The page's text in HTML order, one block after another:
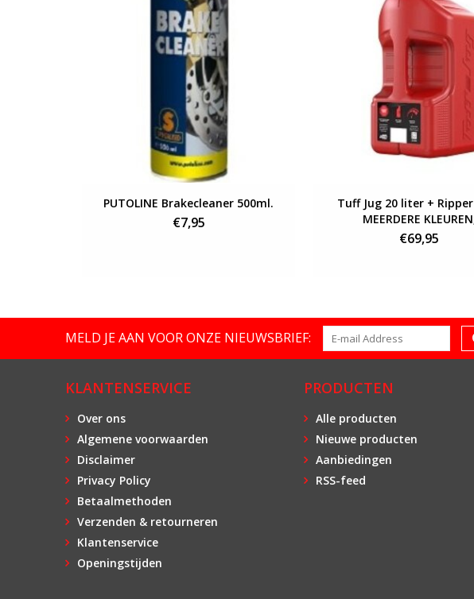
PUTOLINE Brakecleaner 500ml.
€7,95
Tuff Jug 20 liter +
MEERDERE
€69,95
MELD JE AAN VOOR ONZE NIEUWSBRIEF:
KLANTENSERVICE
Over ons
Algemene voorwaarden
Disclaimer
Privacy Policy
Betaalmethoden
Verzenden & retourneren
Klantenservice
Openingstijden
PRODUCTEN
Alle producten
Nieuwe producten
Aanbiedingen
RSS-feed